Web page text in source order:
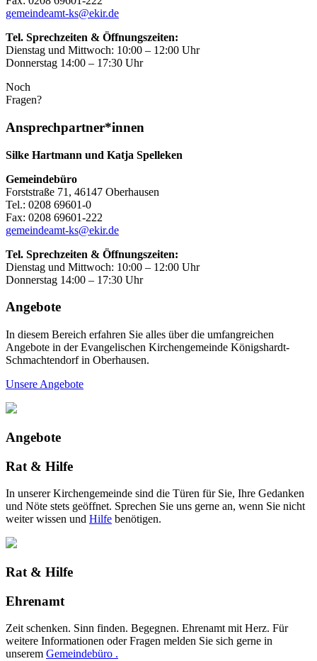
gemeindeamt-ks@ekir.de
Tel. Sprechzeiten & Öffnungszeiten:
Dienstag und Mittwoch: 10:00 – 12:00 Uhr
Donnerstag 14:00 – 17:30 Uhr
Noch
Fragen?
Ansprechpartner*innen
Silke Hartmann und Katja Spelleken
Gemeindebüro
Forststraße 71, 46147 Oberhausen
Tel.: 0208 69601-0
Fax: 0208 69601-222
gemeindeamt-ks@ekir.de
Tel. Sprechzeiten & Öffnungszeiten:
Dienstag und Mittwoch: 10:00 – 12:00 Uhr
Donnerstag 14:00 – 17:30 Uhr
Angebote
In diesem Bereich erfahren Sie alles über die umfangreichen
Angebote in der Evangelischen Kirchengemeinde Königshardt-
Schmachtendorf in Oberhausen.
Unsere Angebote
Angebote
Rat & Hilfe
In unserer Kirchengemeinde sind die Türen für Sie, Ihre Gedanken
und Nöte stets geöffnet. Sprechen Sie uns gerne an, wenn Sie nicht
weiter wissen und Hilfe benötigen.
Rat & Hilfe
Ehrenamt
Zeit schenken. Sinn finden. Begegnen. Ehrenamt mit Herz. Für
weitere Informationen oder Fragen melden Sie sich gerne in
unserem Gemeindebüro .